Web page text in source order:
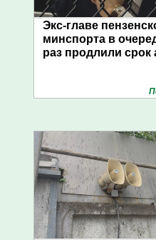
Экс-главе
минспорта в
раз продлили срок